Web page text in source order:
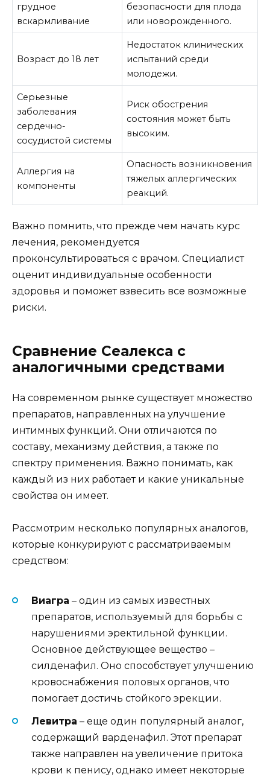
грудное
вскармливание
безопасности для плода
или новорожденного.
Возраст до 18 лет
Недостаток клинических
испытаний среди
молодежи.
Серьезные
заболевания
сердечно-
сосудистой системы
Риск обострения
состояния может быть
высоким.
Аллергия на
компоненты
Опасность возникновения
тяжелых аллергических
реакций.
Важно помнить, что прежде чем начать курс
лечения, рекомендуется
проконсультироваться с врачом. Специалист
оценит индивидуальные особенности
здоровья и поможет взвесить все возможные
риски.
Сравнение Сеалекса с
аналогичными средствами
На современном рынке существует множество
препаратов, направленных на улучшение
интимных функций. Они отличаются по
составу, механизму действия, а также по
спектру применения. Важно понимать, как
каждый из них работает и какие уникальные
свойства он имеет.
Рассмотрим несколько популярных аналогов,
которые конкурируют с рассматриваемым
средством:
Виагра – один из самых известных
препаратов, используемый для борьбы с
нарушениями эректильной функции.
Основное действующее вещество –
силденафил. Оно способствует улучшению
кровоснабжения половых органов, что
помогает достичь стойкого эрекции.
Левитра – еще один популярный аналог,
содержащий варденафил. Этот препарат
также направлен на увеличение притока
крови к пенису, однако имеет некоторые